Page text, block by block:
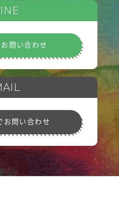
お問い合わせ
お問い合わせ